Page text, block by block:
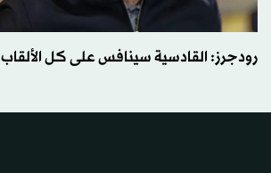
رودجرز: القادسية سينافس على كل الألقاب